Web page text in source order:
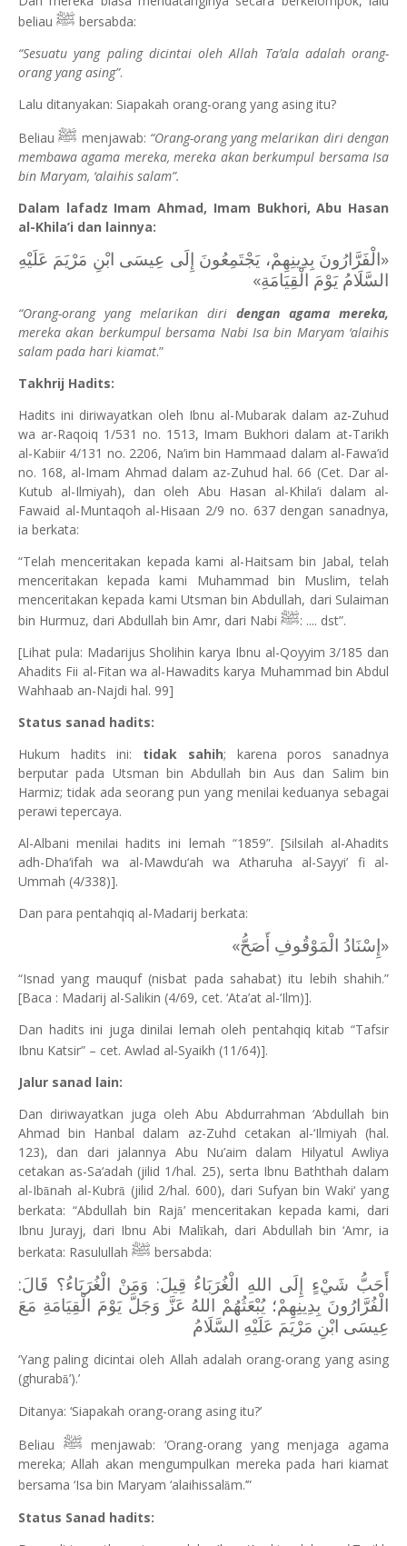
beliau ﷺ bersabda:
“Sesuatu yang paling dicintai oleh Allah Ta’ala adalah orang-
orang yang asing”.
Lalu ditanyakan: Siapakah orang-orang yang asing itu?
Beliauﷺ menjawab: “Orang-orang yang melarikan diri dengan
membawa agama mereka, mereka akan berkumpul bersama Isa
bin Maryam, ‘alaihis salam”.
Dalam lafadz Imam Ahmad, Imam Bukhori, Abu Hasan
al-Khila’i dan lainnya:
«‌الْفَرَّارُونَ بِدِينِهِمْ، يَجْتَمِعُونَ إِلَى عِيسَى ابْنِ مَرْيَمَ عَلَيْهِ
السَّلَامُ يَوْمَ الْقِيَامَةِ»
“Orang-orang yang melarikan diri dengan agama mereka,
mereka akan berkumpul bersama Nabi Isa bin Maryam ‘alaihis
salam pada hari kiamat.”
Takhrij Hadits:
Hadits ini diriwayatkan oleh Ibnu al-Mubarak dalam az-Zuhud
wa ar-Raqoiq 1/531 no. 1513, Imam Bukhori dalam at-Tarikh
al-Kabiir 4/131 no. 2206, Na’im bin Hammaad dalam al-Fawa’id
no. 168, al-Imam Ahmad dalam az-Zuhud hal. 66 (Cet. Dar al-
Kutub al-Ilmiyah), dan oleh Abu Hasan al-Khila’i dalam al-
Fawaid al-Muntaqoh al-Hisaan 2/9 no. 637 dengan sanadnya,
ia berkata:
“Telah menceritakan kepada kami al-Haitsam bin Jabal, telah
menceritakan kepada kami Muhammad bin Muslim, telah
menceritakan kepada kami Utsman bin Abdullah, dari Sulaiman
bin Hurmuz, dari Abdullah bin Amr, dari Nabi ﷺ: .... dst”.
[Lihat pula: Madarijus Sholihin karya Ibnu al-Qoyyim 3/185 dan
Ahadits Fii al-Fitan wa al-Hawadits karya Muhammad bin Abdul
Wahhaab an-Najdi hal. 99]
Status sanad hadits:
Hukum hadits ini: tidak sahih; karena poros sanadnya
berputar pada Utsman bin Abdullah bin Aus dan Salim bin
Harmiz; tidak ada seorang pun yang menilai keduanya sebagai
perawi tepercaya.
Al-Albani menilai hadits ini lemah “1859”. [Silsilah al-Ahadits
adh-Dha‘ifah wa al-Mawdu‘ah wa Atharuha al-Sayyi’ fi al-
Ummah (4/338)].
Dan para pentahqiq al-Madarij berkata:
«إِسْنَادُ الْمَوْقُوفِ أَصَحُّ»
“Isnad yang mauquf (nisbat pada sahabat) itu lebih shahih.”
[Baca : Madarij al-Salikin (4/69, cet. ‘Ata’at al-‘Ilm)].
Dan hadits ini juga dinilai lemah oleh pentahqiq kitab “Tafsir
Ibnu Katsir” – cet. Awlad al-Syaikh (11/64)].
Jalur sanad lain:
Dan diriwayatkan juga oleh Abu Abdurrahman ‘Abdullah bin
Ahmad bin Hanbal dalam az-Zuhd cetakan al-‘Ilmiyah (hal.
123), dan dari jalannya Abu Nu’aim dalam Hilyatul Awliya
cetakan as-Sa‘adah (jilid 1/hal. 25), serta Ibnu Baththah dalam
al-Ibānah al-Kubrā (jilid 2/hal. 600), dari Sufyan bin Waki‘ yang
berkata: “Abdullah bin Rajā’ menceritakan kepada kami, dari
Ibnu Jurayj, dari Ibnu Abi Malīkah, dari Abdullah bin ‘Amr, ia
berkata: Rasulullah ﷺ bersabda:
أَحَبُّ شَيْءٍ إِلَى اللهِ الْغُرَبَاءُ قِيلَ: وَمَنْ الْغُرَبَاءُ؟ قَالَ:
الْفُرَّارُونَ بِدِينِهِمْ؛ يُبْعَثُهُمْ اللهُ عَزَّ وَجَلَّ يَوْمَ الْقِيَامَةِ مَعَ
عِيسَى ابْنِ مَرْيَمَ عَلَيْهِ السَّلَامُ
‘Yang paling dicintai oleh Allah adalah orang-orang yang asing
(ghurabā’).’
Ditanya: ‘Siapakah orang-orang asing itu?’
Beliau ﷺ menjawab: ‘Orang-orang yang menjaga agama
mereka; Allah akan mengumpulkan mereka pada hari kiamat
bersama ‘Isa bin Maryam ‘alaihissalām.’”
Status Sanad hadits: